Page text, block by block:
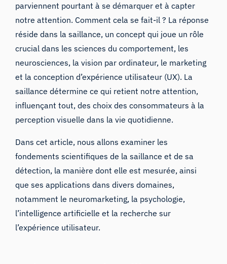
parviennent pourtant à se démarquer et à capter
notre attention. Comment cela se fait-il ? La réponse
réside dans la saillance, un concept qui joue un rôle
crucial dans les sciences du comportement, les
neurosciences, la vision par ordinateur, le marketing
et la conception d’expérience utilisateur (UX). La
saillance détermine ce qui retient notre attention,
influençant tout, des choix des consommateurs à la
perception visuelle dans la vie quotidienne.
Dans cet article, nous allons examiner les
fondements scientifiques de la saillance et de sa
détection, la manière dont elle est mesurée, ainsi
que ses applications dans divers domaines,
notamment le neuromarketing, la psychologie,
l’intelligence artificielle et la recherche sur
l’expérience utilisateur.